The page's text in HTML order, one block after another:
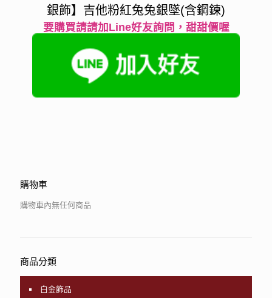
銀飾】吉他粉紅兔兔銀墜(含鋼鍊)
要購買請請加Line好友詢問，甜甜價喔
購物車
購物車內無任何商品
商品分類
白金飾品